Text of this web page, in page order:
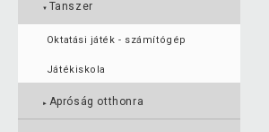
▼ Tanszer
Oktatási játék - számítógép
Játékiskola
► Apróság otthonra